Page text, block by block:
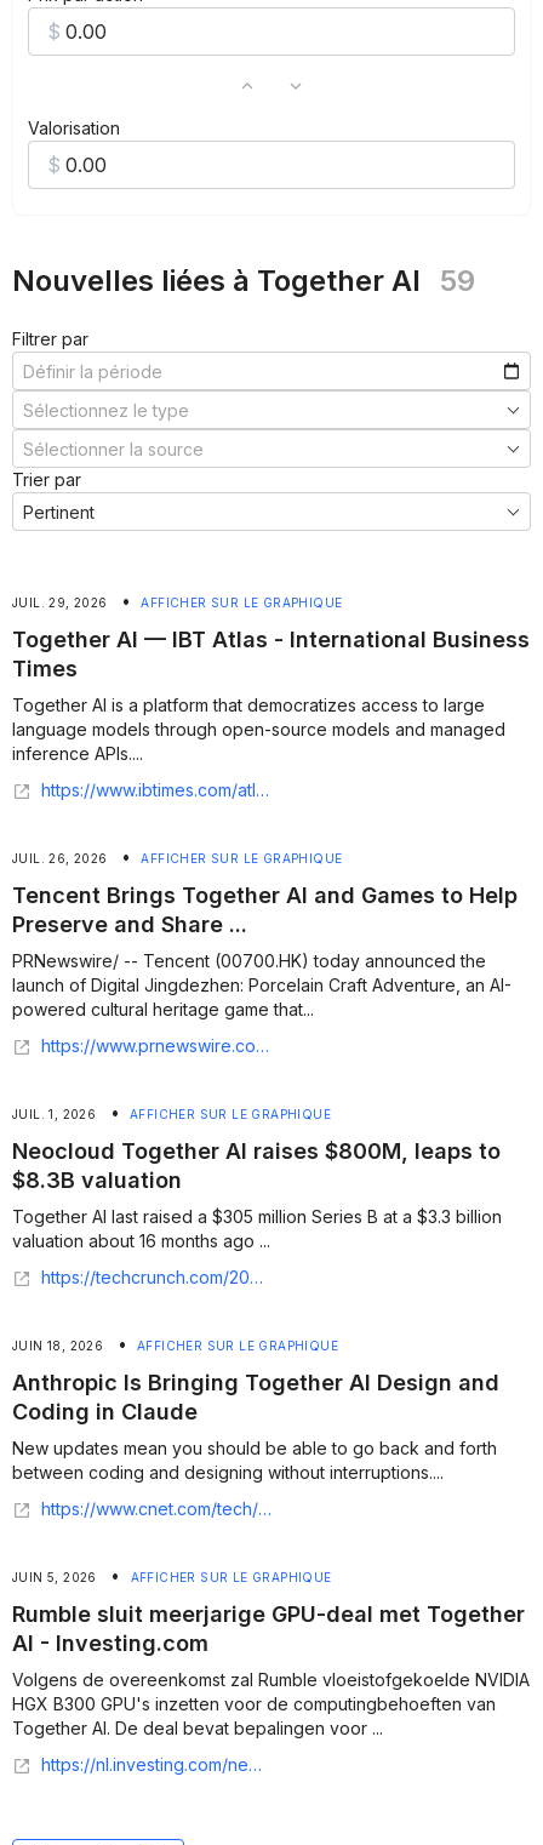
Valorisation
Nouvelles liées à Together AI 59
Filtrer par
Trier par
JUIL. 29, 2026 • AFFICHER SUR LE GRAPHIQUE
Together AI — IBT Atlas - International Business
Times
Together AI is a platform that democratizes access to large
language models through open-source models and managed
inference APIs....
https://www.ibtimes.com/atlas/company/together-ai
JUIL. 26, 2026 • AFFICHER SUR LE GRAPHIQUE
Tencent Brings Together AI and Games to Help
Preserve and Share ...
PRNewswire/ -- Tencent (00700.HK) today announced the
launch of Digital Jingdezhen: Porcelain Craft Adventure, an AI-
powered cultural heritage game that...
https://www.prnewswire.com/news-releases/tencent-brings-together-ai-and-games-to-help-preserve-and-share-cultural-heritage-of-new-unesco-site-in-jingdezhen-302834555.html
JUIL. 1, 2026 • AFFICHER SUR LE GRAPHIQUE
Neocloud Together AI raises $800M, leaps to
$8.3B valuation
Together AI last raised a $305 million Series B at a $3.3 billion
valuation about 16 months ago ...
https://techcrunch.com/2026/07/01/neocloud-together-ai-raises-800m-leaps-to-8-3b-valuation/
JUIN 18, 2026 • AFFICHER SUR LE GRAPHIQUE
Anthropic Is Bringing Together AI Design and
Coding in Claude
New updates mean you should be able to go back and forth
between coding and designing without interruptions....
https://www.cnet.com/tech/services-and-software/anthropic-claude-code-design-june-2026-news/
JUIN 5, 2026 • AFFICHER SUR LE GRAPHIQUE
Rumble sluit meerjarige GPU-deal met Together
AI - Investing.com
Volgens de overeenkomst zal Rumble vloeistofgekoelde NVIDIA
HGX B300 GPU's inzetten voor de computingbehoeften van
Together AI. De deal bevat bepalingen voor ...
https://nl.investing.com/news/company-news/rumble-sluit-meerjarige-gpudeal-met-together-ai-93CH-825399